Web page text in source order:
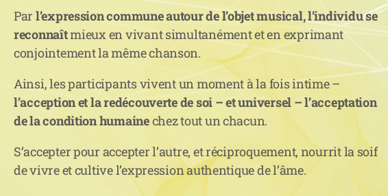
Par l’expression commune autour de l’objet musical, l’individu se
reconnaîtmieux en vivant simultanément et en exprimant
conjointement la même chanson.
Ainsi, les participants vivent un moment à la fois intime –
l’acception et la redécouverte de soi – et universel – l’acceptation
de la condition humainechez tout un chacun.
S’accepter pour accepter l’autre, et réciproquement, nourrit la soif
de vivre et cultive l’expression authentique de l’âme.